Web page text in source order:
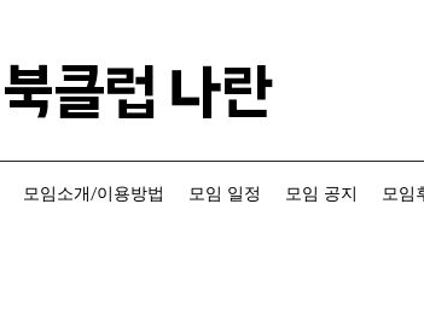
​북클럽 나란
모임소개/이용방법 모임 일정 모임 공지 모임